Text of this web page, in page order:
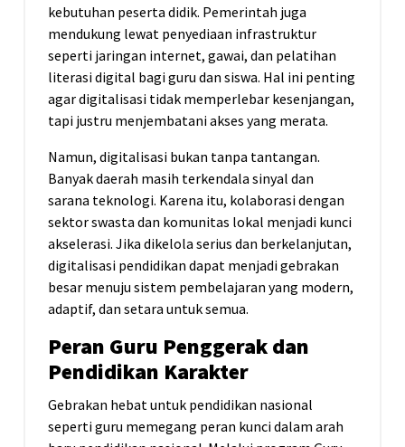
kebutuhan peserta didik. Pemerintah juga
mendukung lewat penyediaan infrastruktur
seperti jaringan internet, gawai, dan pelatihan
literasi digital bagi guru dan siswa. Hal ini penting
agar digitalisasi tidak memperlebar kesenjangan,
tapi justru menjembatani akses yang merata.
Namun, digitalisasi bukan tanpa tantangan.
Banyak daerah masih terkendala sinyal dan
sarana teknologi. Karena itu, kolaborasi dengan
sektor swasta dan komunitas lokal menjadi kunci
akselerasi. Jika dikelola serius dan berkelanjutan,
digitalisasi pendidikan dapat menjadi gebrakan
besar menuju sistem pembelajaran yang modern,
adaptif, dan setara untuk semua.
Peran Guru Penggerak dan
Pendidikan Karakter
Gebrakan hebat untuk pendidikan nasional
seperti guru memegang peran kunci dalam arah